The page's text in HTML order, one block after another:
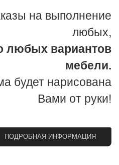
на выполнение
любых,
любых вариантов
мебели.
будет нарисована
Вами от руки!
ПОДРОБНАЯ ИНФОРМАЦИЯ